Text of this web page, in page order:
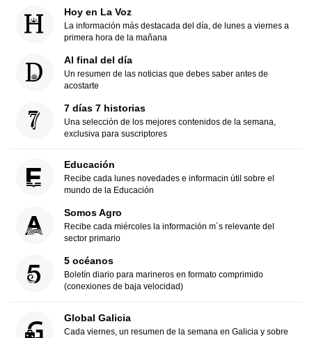
Hoy en La Voz
La información más destacada del día, de lunes a viernes a
primera hora de la mañana
Al final del día
Un resumen de las noticias que debes saber antes de
acostarte
7 días 7 historias
Una selección de los mejores contenidos de la semana,
exclusiva para suscriptores
Educación
Recibe cada lunes novedades e informacin útil sobre el
mundo de la Educación
Somos Agro
Recibe cada miércoles la información m´s relevante del
sector primario
5 océanos
Boletín diario para marineros en formato comprimido
(conexiones de baja velocidad)
Global Galicia
Cada viernes, un resumen de la semana en Galicia y sobre